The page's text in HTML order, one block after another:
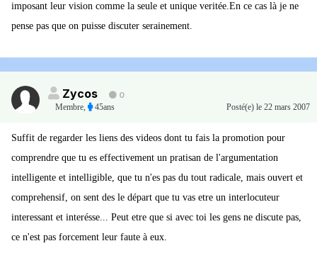
imposant leur vision comme la seule et unique veritée.En ce cas là je ne
pense pas que on puisse discuter serainement.
Zycos
0
Membre, 45ans Posté(e) le 22 mars 2007
Suffit de regarder les liens des videos dont tu fais la promotion pour
comprendre que tu es effectivement un pratisan de l'argumentation
intelligente et intelligible, que tu n'es pas du tout radicale, mais ouvert et
comprehensif, on sent des le départ que tu vas etre un interlocuteur
interessant et interésse... Peut etre que si avec toi les gens ne discute pas,
ce n'est pas forcement leur faute à eux.